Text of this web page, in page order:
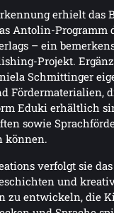
erhielt das
Antolin-Programm
– ein
Projekt.
Schmittinger
Fördermaterialien,
Eduki erhältlich
sowie
können.
verfolgt sie
und
zu entwickeln, die